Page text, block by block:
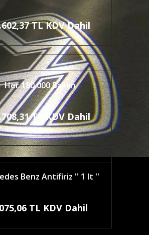
TL KDV Dahil
Her 180.000 Bakım
TL KDV Dahil
Benz Antifiriz '' 1 lt ''
TL KDV Dahil